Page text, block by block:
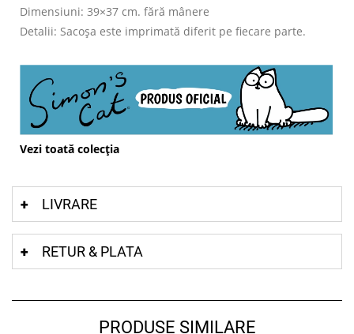
Dimensiuni: 39×37 cm. fără mânere
Detalii: Sacoșa este imprimată diferit pe fiecare parte.
Vezi toată colecția
LIVRARE
RETUR & PLATA
PRODUSE SIMILARE